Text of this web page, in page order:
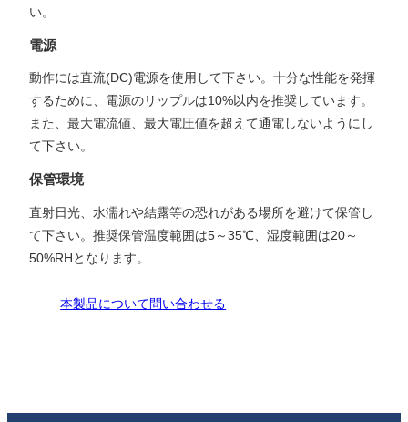
い。
電源
動作には直流(DC)電源を使用して下さい。十分な性能を発揮
するために、電源のリップルは10%以内を推奨しています。
また、最大電流値、最大電圧値を超えて通電しないようにし
て下さい。
保管環境
直射日光、水濡れや結露等の恐れがある場所を避けて保管し
て下さい。推奨保管温度範囲は5～35℃、湿度範囲は20～
50%RHとなります。
本製品について問い合わせる